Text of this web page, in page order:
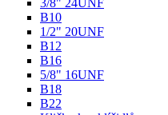
3/8" 24UNF
B10
1/2" 20UNF
B12
B16
5/8" 16UNF
B18
B22